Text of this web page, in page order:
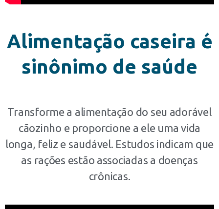
Alimentação caseira é
sinônimo de saúde
Transforme a alimentação do seu adorável
cãozinho e proporcione a ele uma vida
longa, feliz e saudável. Estudos indicam que
as rações estão associadas a doenças
crônicas.